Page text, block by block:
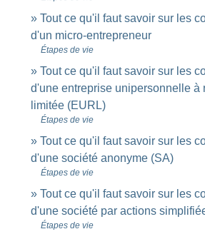
Tout ce qu'il faut savoir sur les
d'un micro-entrepreneur
Étapes de vie
Tout ce qu'il faut savoir sur les
d'une entreprise unipersonnelle à
limitée (EURL)
Étapes de vie
Tout ce qu'il faut savoir sur les
d'une société anonyme (SA)
Étapes de vie
Tout ce qu'il faut savoir sur les
d'une société par actions
Étapes de vie